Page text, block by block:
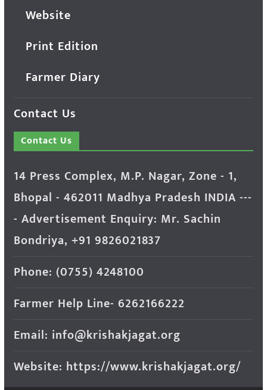
Website
Print Edition
Farmer Diary
Contact Us
Contact Us
14 Press Complex, M.P. Nagar, Zone - 1,
Bhopal - 462011 Madhya Pradesh INDIA ---
- Advertisement Enquiry: Mr. Sachin
Bondriya, +91 9826021837
Phone: (0755) 4248100
Farmer Help Line- 6262166222
Email: info@krishakjagat.org
Website: https://www.krishakjagat.org/